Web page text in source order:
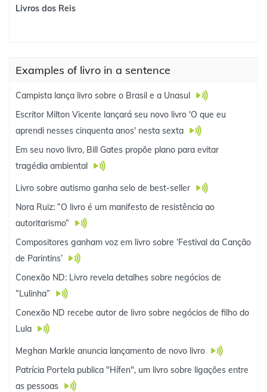
Livros dos Reis
Examples of livro in a sentence
Campista lança livro sobre o Brasil e a Unasul
Escritor Milton Vicente lançará seu novo livro 'O que eu
aprendi nesses cinquenta anos' nesta sexta
Em seu novo livro, Bill Gates propõe plano para evitar
tragédia ambiental
Livro sobre autismo ganha selo de best-seller
Nora Ruiz: “O livro é um manifesto de resistência ao
autoritarismo”
Compositores ganham voz em livro sobre ‘Festival da Canção
de Parintins’
Conexão ND: Livro revela detalhes sobre negócios de
“Lulinha”
Conexão ND recebe autor de livro sobre negócios de filho do
Lula
Meghan Markle anuncia lançamento de novo livro
Patrícia Portela publica "Hífen", um livro sobre ligações entre
as pessoas